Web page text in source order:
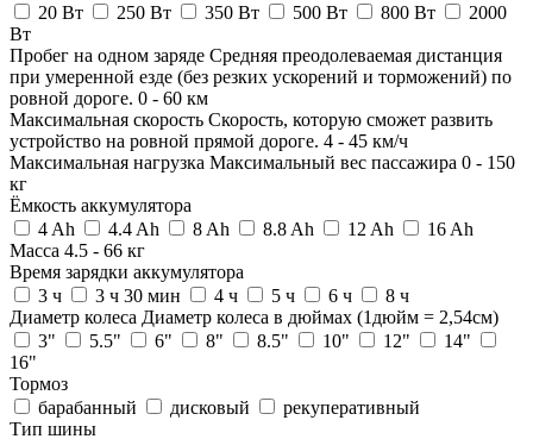
20 Вт
250 Вт 350 Вт 500 Вт 800 Вт
2000
Вт
Пробег на одном заряде Средняя преодолеваемая дистанция
при умеренной езде (без резких ускорений и торможений) по
ровной дороге. 0 - 60 км
Максимальная скорость Скорость, которую сможет развить
устройство на ровной прямой дороге. 4 - 45 км/ч
Максимальная нагрузка Максимальный вес пассажира 0 - 150
кг
Ёмкость аккумулятора
4 Ah
4.4 Ah 8 Ah 8.8 Ah 12 Ah
16 Ah
Масса 4.5 - 66 кг
Время зарядки аккумулятора
3 ч
3 ч 30 мин 4 ч 5 ч 6 ч
8 ч
Диаметр колеса Диаметр колеса в дюймах (1дюйм = 2,54см)
3"
5.5" 6" 8" 8.5" 10" 12"
14"
16"
Тормоз
барабанный
дисковый
рекуперативный
Тип шины